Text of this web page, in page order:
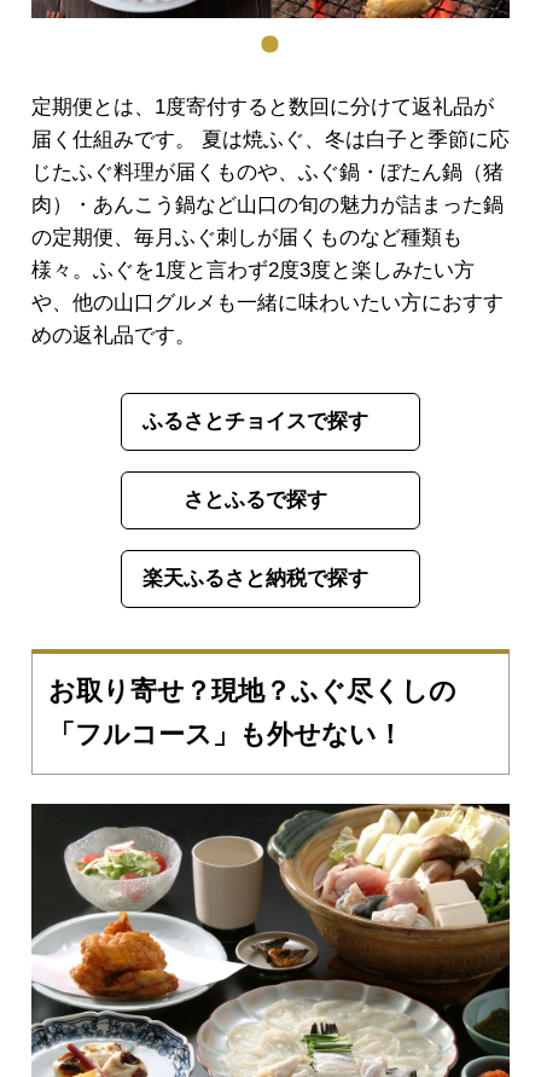
定期便とは、1度寄付すると数回に分けて返礼品が
届く仕組みです。 夏は焼ふぐ、冬は白子と季節に応
じたふぐ料理が届くものや、ふぐ鍋・ぼたん鍋（猪
肉）・あんこう鍋など山口の旬の魅力が詰まった鍋
の定期便、毎月ふぐ刺しが届くものなど種類も
様々。ふぐを1度と言わず2度3度と楽しみたい方
や、他の山口グルメも一緒に味わいたい方におすす
めの返礼品です。
ふるさとチョイスで探す
さとふるで探す
楽天ふるさと納税で探す
お取り寄せ？現地？ふぐ尽くしの
「フルコース」も外せない！